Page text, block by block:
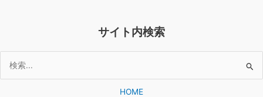
サイト内検索
索
HOME